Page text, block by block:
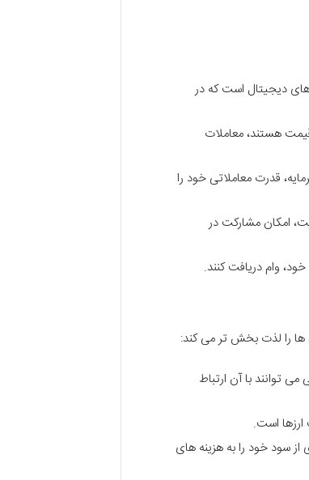
دیجیتال است که در
هستند، معاملات
قدرت معاملاتی خود را
امکان مشارکت در
وام دریافت کنند.
ها را لذت بخش تر می کند:
توانند با آن ارتباط
است.
سود خود را به هزینه های